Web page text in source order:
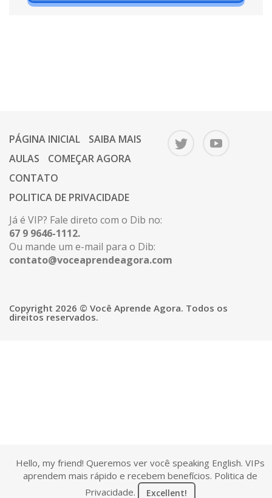
PÁGINA INICIAL
SAIBA MAIS
AULAS
COMEÇAR AGORA
CONTATO
POLITICA DE PRIVACIDADE
Já é VIP? Fale direto com o Dib no:
67 9 9646-1112.
Ou mande um e-mail para o Dib:
contato@voceaprendeagora.com
Copyright 2026 © Você Aprende Agora. Todos os
direitos reservados.
Hello, my friend! Queremos ver você speaking English. VIPs
aprendem mais rápido e recebem benefícios. Politica de
Privacidade. Excellent!